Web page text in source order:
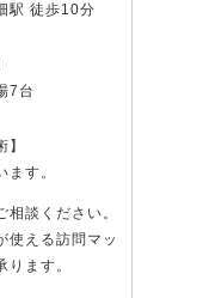
駅 徒歩10分
7台
】
ます。
相談ください。
使える訪問マッ
ります。